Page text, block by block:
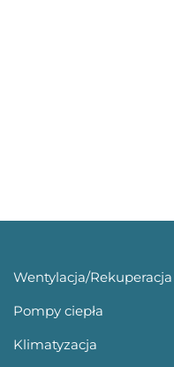
Wentylacja/Rekuperacja
Pompy ciepła
Klimatyzacja